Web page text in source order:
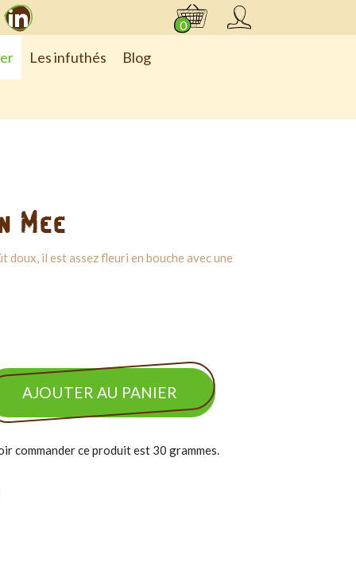
Instagram
0
Les infuthés Blog
Mee
doux, il est assez fleuri en bouche avec une
AJOUTER AU PANIER
commander ce produit est 30 grammes.